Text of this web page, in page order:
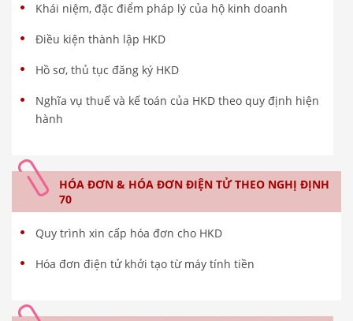
Khái niệm, đặc điểm pháp lý của hộ kinh doanh
Điều kiện thành lập HKD
Hồ sơ, thủ tục đăng ký HKD
Nghĩa vụ thuế và kế toán của HKD theo quy định hiện
hành
HÓA ĐƠN & HÓA ĐƠN ĐIỆN TỬ THEO NGHỊ ĐỊNH
70
Quy trình xin cấp hóa đơn cho HKD
Hóa đơn điện tử khởi tạo từ máy tính tiền